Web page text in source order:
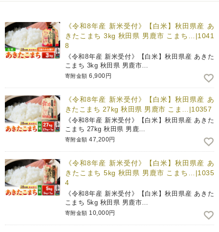
《令和8年産 新米受付》【白米】秋田県産 あ
きたこまち 3kg 秋田県 男鹿市 こまち…|1041
8
《令和8年産 新米受付》【白米】秋田県産 あきた
こまち 3kg 秋田県 男鹿市…
寄附金額 6,900円
《令和8年産 新米受付》【白米】秋田県産 あ
きたこまち 27kg 秋田県 男鹿市 こま…|10357
《令和8年産 新米受付》【白米】秋田県産 あきた
こまち 27kg 秋田県 男鹿…
寄附金額 47,200円
《令和8年産 新米受付》【白米】秋田県産 あ
きたこまち 5kg 秋田県 男鹿市 こまち…|1035
4
《令和8年産 新米受付》【白米】秋田県産 あきた
こまち 5kg 秋田県 男鹿市…
寄附金額 10,000円